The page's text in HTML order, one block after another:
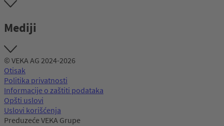
Mediji
© VEKA AG 2024-2026
Otisak
Politika privatnosti
Informacije o zaštiti podataka
Opšti uslovi
Uslovi korišćenja
Preduzeće VEKA Grupe